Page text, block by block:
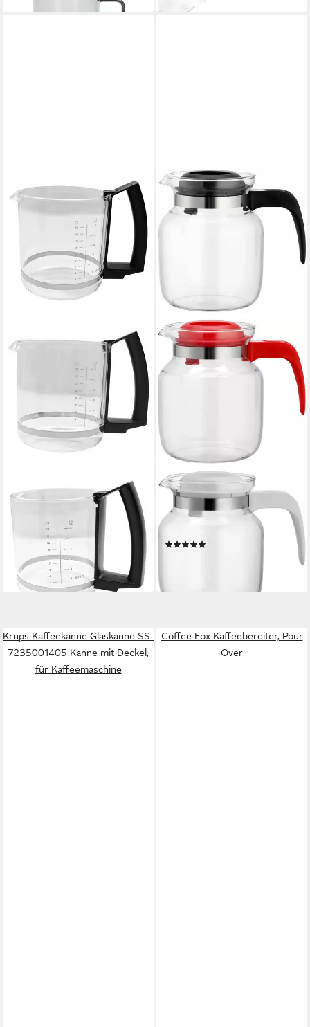
Kaffeekanne Glaskanne MS-
623057 für T8
Filterkaffeemaschine, für 8 -
12 Tassen
25,61 €
lieferbar - in 3-4 Werktagen bei dir
SIMAX
Kanne Feuerfeste Glaskanne
"Matura" 1,25 l ohne Dekor,
Krups Kaffeekanne Glaskanne SS-
7235001405 Kanne mit Deckel,
für Kaffeemaschine
Coffee Fox Kaffeebereiter, Pour
Over